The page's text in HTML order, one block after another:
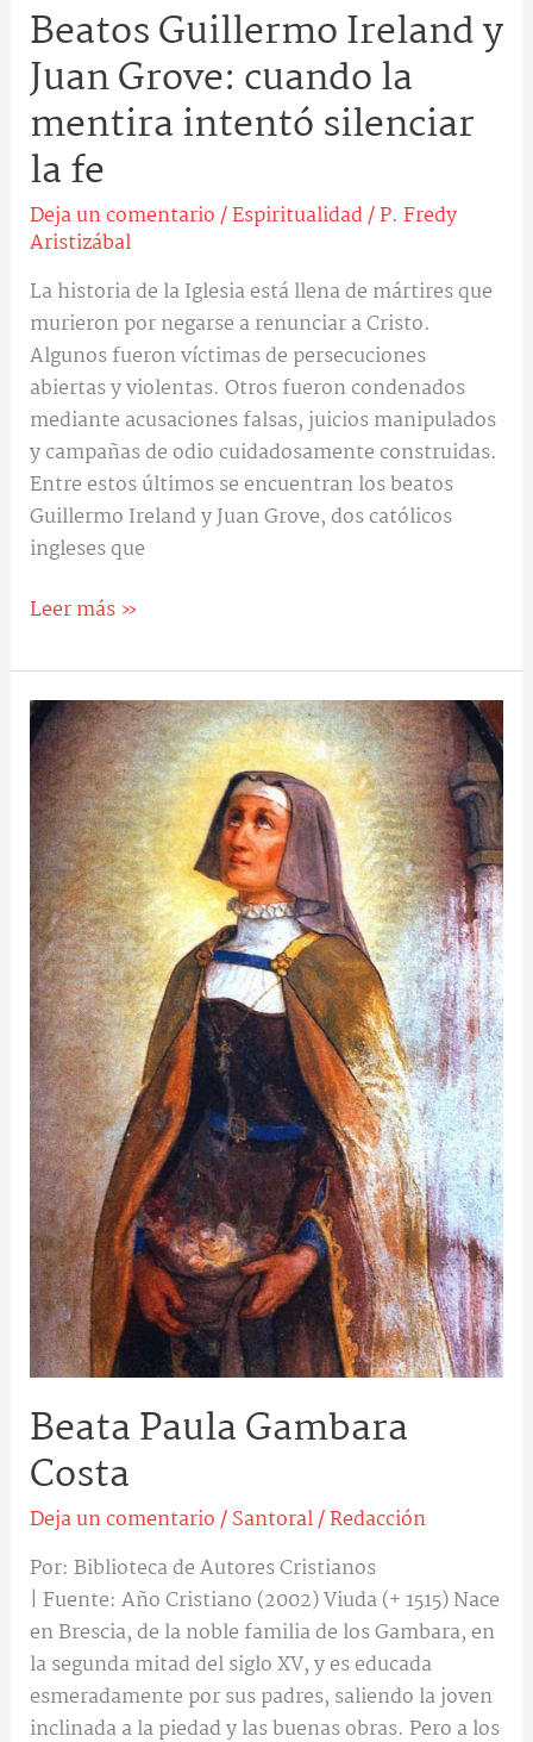
Beatos Guillermo Ireland y
Juan Grove: cuando la
mentira intentó silenciar
la fe
Deja un comentario/Espiritualidad/P. Fredy
Aristizábal
La historia de la Iglesia está llena de mártires que
murieron por negarse a renunciar a Cristo.
Algunos fueron víctimas de persecuciones
abiertas y violentas. Otros fueron condenados
mediante acusaciones falsas, juicios manipulados
y campañas de odio cuidadosamente construidas.
Entre estos últimos se encuentran los beatos
Guillermo Ireland y Juan Grove, dos católicos
ingleses que
Leer más »
Beata Paula Gambara
Costa
Deja un comentario/Santoral/Redacción
Por: Biblioteca de Autores Cristianos
| Fuente: Año Cristiano (2002) Viuda (+ 1515) Nace
en Brescia, de la noble familia de los Gambara, en
la segunda mitad del siglo XV, y es educada
esmeradamente por sus padres, saliendo la joven
inclinada a la piedad y las buenas obras. Pero a los
Beata
Paula
Gambara
Costa